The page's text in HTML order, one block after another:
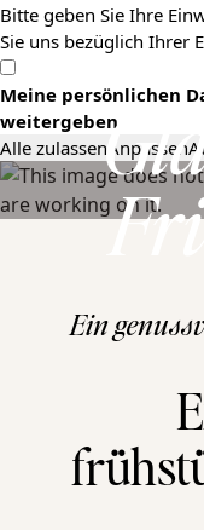
Bitte geben Sie Ihre
Sie uns bezüglich Ihrer
Meine persönlichen
weitergeben
Alle zulassen Anpassen
Ein